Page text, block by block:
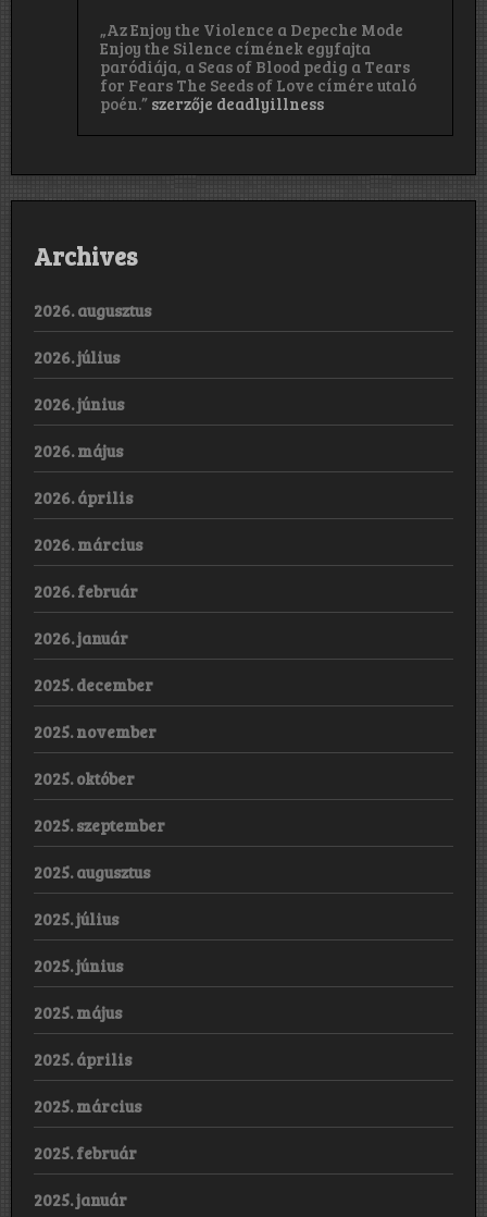
„Az Enjoy the Violence a Depeche Mode
Enjoy the Silence címének egyfajta
paródiája, a Seas of Blood pedig a Tears
for Fears The Seeds of Love címére utaló
poén.” szerzője deadlyillness
Archives
2026. augusztus
2026. július
2026. június
2026. május
2026. április
2026. március
2026. február
2026. január
2025. december
2025. november
2025. október
2025. szeptember
2025. augusztus
2025. július
2025. június
2025. május
2025. április
2025. március
2025. február
2025. január